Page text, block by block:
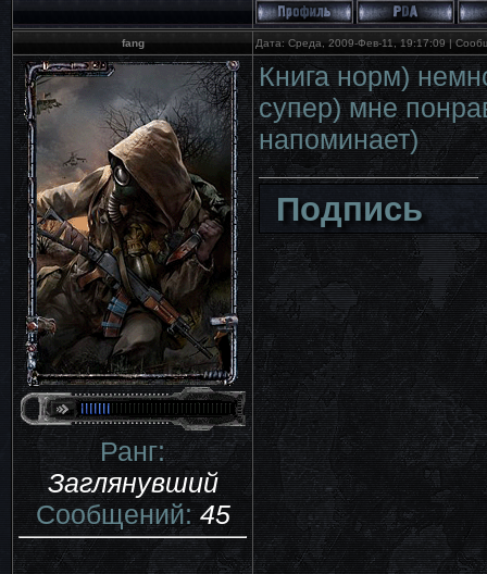
fang Дата: Среда, 2009-Фев-11, 19:17:09 |
Ранг:
Заглянувший
Сообщений:45
Книга норм)
супер) мне
напоминает)
Подпись